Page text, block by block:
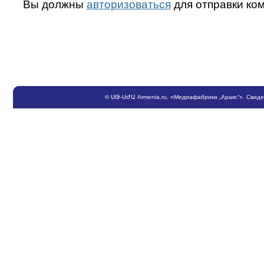
Вы должны авторизоваться для отправки
©ՍԹ-ՍԺԱ Armenia.ru , «Медиафабрика „Аракс“».